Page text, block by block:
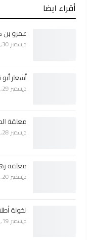
أقراء ايضا
عمرو بن
ديسمبر 30, 2024
أشعار
ديسمبر 29, 2024
معلقة
ديسمبر 28, 2024
معلقة
ديسمبر 20, 2024
لخولة
ديسمبر 19, 2024